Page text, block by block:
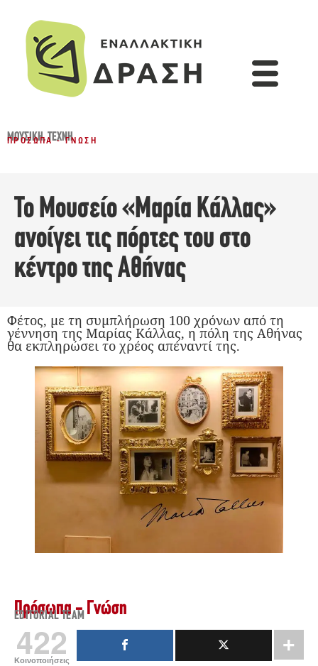
ΜΟΥΣΙΚΉ,ΤΈΧΝΗ
ΠΡΌΣΩΠΑ - ΓΝΏΣΗ
Το Μουσείο «Μαρία Κάλλας»
ανοίγει τις πόρτες του στο
κέντρο της Αθήνας
Φέτος, με τη συμπλήρωση 100 χρόνων από τη
γέννηση της Μαρίας Κάλλας, η πόλη της Αθήνας
θα εκπληρώσει το χρέος απέναντί της.
Πρόσωπα - Γνώση
EDITORIAL TEAM
422
Κοινοποιήσεις